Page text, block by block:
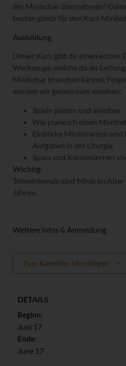
der Minischar übernehmen?
besten gleich für den Kurs
Ausbildung
Dieser Kurs gibt dir einen ersten
Werkzeuge, welche du als
Minischar brauchen kannst.
werden wir gemeinsam ansehen:
Spiele planen und anleiten
Wie plane ich einen
Einblicke Ministranten
Aufgaben in der Liturgie
Spass und Kennenlernen
Wichtig:
Teilnehmende sind Minis im Alter
Jahren.
Weitere Infos & Anmeldung
Zum Kalender hinzufügen
DETAILS
Beginn:
Juni 17
Ende:
June 17